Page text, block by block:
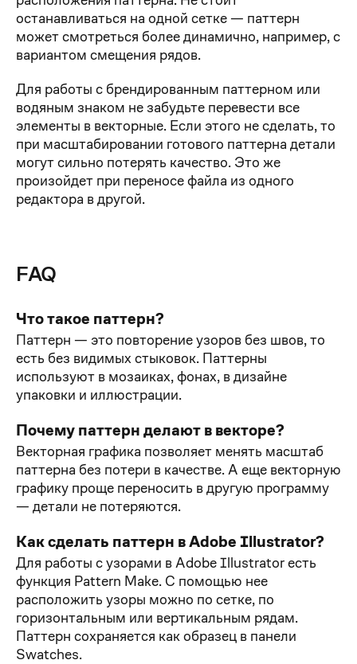
останавливаться на одной сетке — паттерн
может смотреться более динамично, например, с
вариантом смещения рядов.
Для работы с брендированным паттерном или
водяным знаком не забудьте перевести все
элементы в векторные. Если этого не сделать, то
при масштабировании готового паттерна детали
могут сильно потерять качество. Это же
произойдет при переносе файла из одного
редактора в другой.
FAQ
Что такое паттерн?
Паттерн — это повторение узоров без швов, то
есть без видимых стыковок. Паттерны
используют в мозаиках, фонах, в дизайне
упаковки и иллюстрации.
Почему паттерн делают в векторе?
Векторная графика позволяет менять масштаб
паттерна без потери в качестве. А еще векторную
графику проще переносить в другую программу
— детали не потеряются.
Как сделать паттерн в Adobe Illustrator?
Для работы с узорами в Adobe Illustrator есть
функция Pattern Make. С помощью нее
расположить узоры можно по сетке, по
горизонтальным или вертикальным рядам.
Паттерн сохраняется как образец в панели
Swatches.